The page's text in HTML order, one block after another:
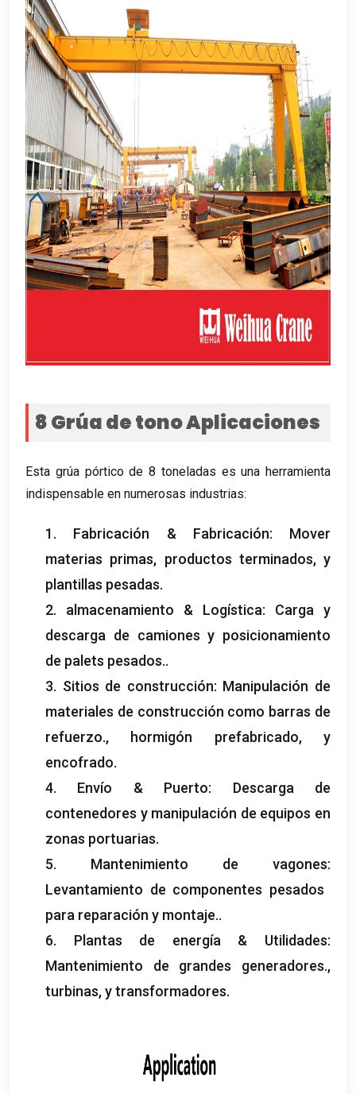
8 Grúa de tonoAplicaciones
Esta grúa pórtico de 8 toneladas es una herramienta
indispensable en numerosas industrias:
1. Fabricación & Fabricación: Mover
materias primas, productos terminados, y
plantillas pesadas.
2. almacenamiento & Logística: Carga y
descarga de camiones y posicionamiento
de palets pesados..
3. Sitios de construcción: Manipulación de
materiales de construcción como barras de
refuerzo., hormigón prefabricado, y
encofrado.
4. Envío & Puerto: Descarga de
contenedores y manipulación de equipos en
zonas portuarias.
5. Mantenimiento de vagones:
Levantamiento de componentes pesados ​​
para reparación y montaje..
6. Plantas de energía & Utilidades:
Mantenimiento de grandes generadores.,
turbinas, y transformadores.